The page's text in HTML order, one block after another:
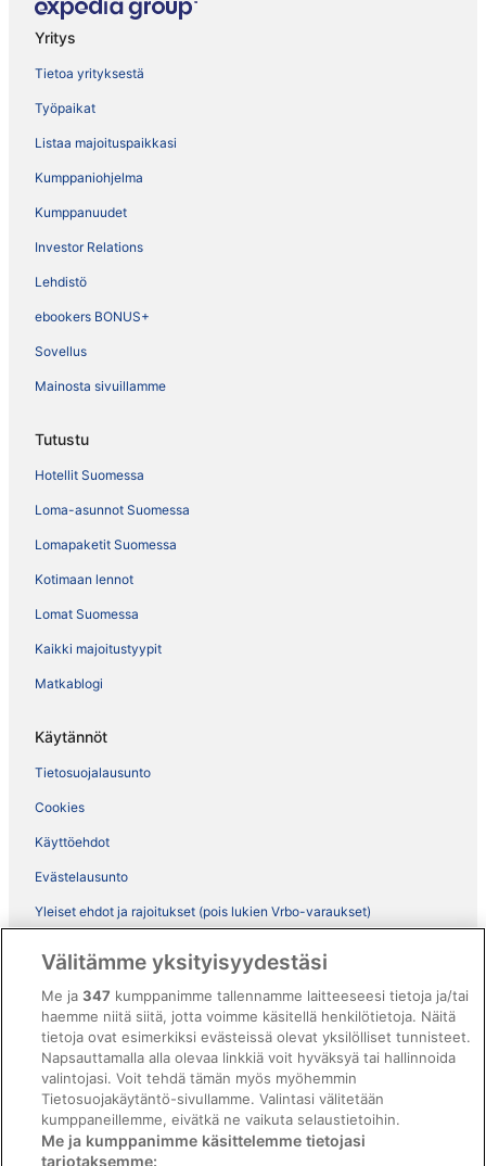
Yritys
Tietoa yrityksestä
Työpaikat
Listaa majoituspaikkasi
Kumppaniohjelma
Kumppanuudet
Investor Relations
Lehdistö
ebookers BONUS+
Sovellus
Mainosta sivuillamme
Tutustu
Hotellit Suomessa
Loma-asunnot Suomessa
Lomapaketit Suomessa
Kotimaan lennot
Lomat Suomessa
Kaikki majoitustyypit
Matkablogi
Käytännöt
Tietosuojalausunto
Cookies
Käyttöehdot
Evästelausunto
Yleiset ehdot ja rajoitukset (pois lukien Vrbo-varaukset)
ebookers BONUS+ -ohjelman ehdot
Oikeudelliset tiedot / ota meihin yhteyttä
Sisältövaatimukset ja ilmoituksen tekeminen sisällöstä
Tuki
Välitämme yksityisyydestäsi
Me ja347 kumppanimme tallennamme laitteeseesi tietoja ja/tai
haemme niitä siitä, jotta voimme käsitellä henkilötietoja. Näitä
tietoja ovat esimerkiksi evästeissä olevat yksilölliset tunnisteet.
Napsauttamalla alla olevaa linkkiä voit hyväksyä tai hallinnoida
valintojasi. Voit tehdä tämän myös myöhemmin
Tietosuojakäytäntö-sivullamme. Valintasi välitetään
kumppaneillemme, eivätkä ne vaikuta selaustietoihin.
Me ja kumppanimme käsittelemme tietojasi
tarjotaksemme: